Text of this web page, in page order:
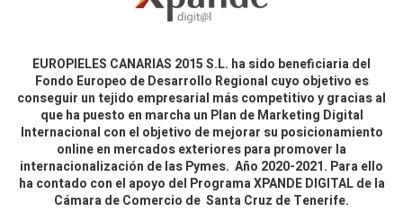
EUROPIELES CANARIAS 2015 S.L. ha sido beneficiaria del
Fondo Europeo de Desarrollo Regional cuyo objetivo es
conseguir un tejido empresarial más competitivo y gracias al
que ha puesto en marcha un Plan de Marketing Digital
Internacional con el objetivo de mejorar su posicionamiento
online en mercados exteriores para promover la
internacionalización de las Pymes. Año 2020-2021. Para ello
ha contado con el apoyo del Programa XPANDE DIGITAL de la
Cámara de Comercio de Santa Cruz de Tenerife.